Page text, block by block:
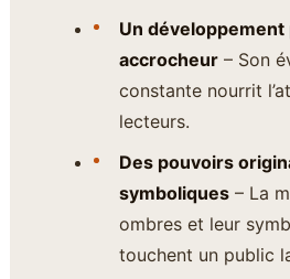
Un
accrocheur– Son
constante nourrit
lecteurs.
Des pouvoirs
symboliques– La
ombres et leur
touchent un public